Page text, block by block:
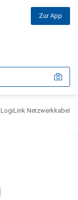
Zur App
LogiLink Netzwerkkabel